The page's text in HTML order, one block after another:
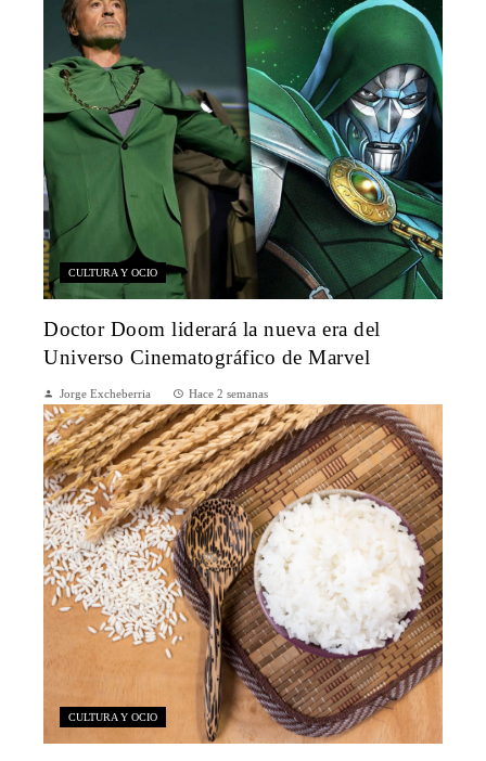
CULTURA Y OCIO
Doctor Doom liderará la nueva era del
Universo Cinematográfico de Marvel
Jorge Excheberria Hace 2 semanas
CULTURA Y OCIO